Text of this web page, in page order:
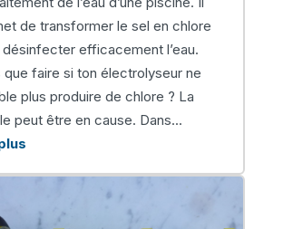
de transformer le sel en chlore
efficacement l’eau.
que faire si ton électrolyseur ne
plus produire de chlore ? La
peut être en cause. Dans...